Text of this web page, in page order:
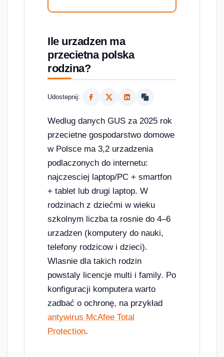
Ile urzadzen ma
przecietna polska
rodzina?
Udostepnij:
Wedlug danych GUS za 2025 rok
przecietne gospodarstwo domowe
w Polsce ma 3,2 urzadzenia
podlaczonych do internetu:
najczesciej laptop/PC + smartfon
+ tablet lub drugi laptop. W
rodzinach z dziećmi w wieku
szkolnym liczba ta rosnie do 4–6
urzadzen (komputery do nauki,
telefony rodzicow i dzieci).
Wlasnie dla takich rodzin
powstaly licencje multi i family. Po
konfiguracji komputera warto
zadbać o ochronę, na przykład
antywirus McAfee Total
Protection.